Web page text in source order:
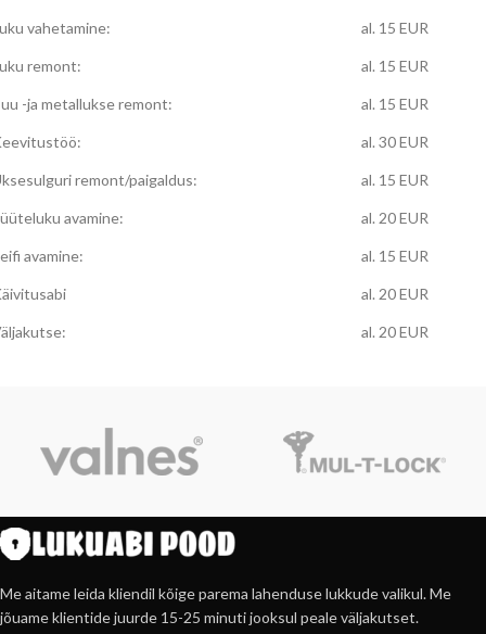
vahetamine: al. 15 EUR
remont: al. 15 EUR
-ja metallukse remont: al. 15 EUR
al. 30 EUR
remont/paigaldus: al. 15 EUR
avamine: al. 20 EUR
avamine: al. 15 EUR
al. 20 EUR
al. 20 EUR
Me aitame leida kliendil kõige parema lahenduse lukkude valikul. Me
jõuame klientide juurde 15-25 minuti jooksul peale väljakutset.